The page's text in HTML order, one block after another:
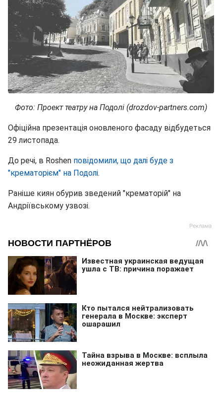
Фото: Проект театру на Подолі (drozdov-partners.com)
Офіційна презентація оновленого фасаду відбудеться
29 листопада.
До речі, в Roshen повідомили, що далі буде з
"крематорієм" на Подолі.
Раніше киян обурив зведений "крематорій" на
Андріївському узвозі.